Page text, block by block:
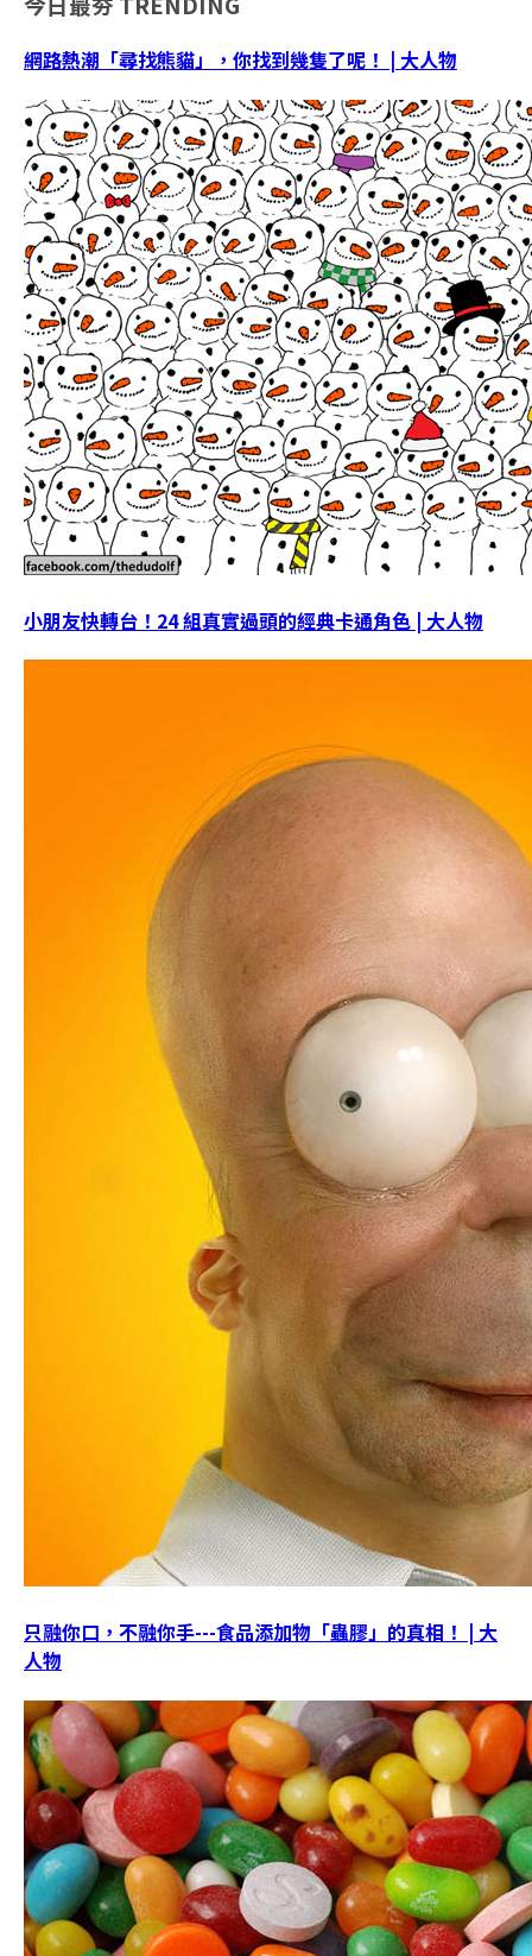
網路熱潮「尋找熊貓」，你找到幾隻了呢！ | 大人物
小朋友快轉台！24 組真實過頭的經典卡通角色 | 大人物
只融你口，不融你手---食品添加物「蟲膠」的真相！ | 大
人物